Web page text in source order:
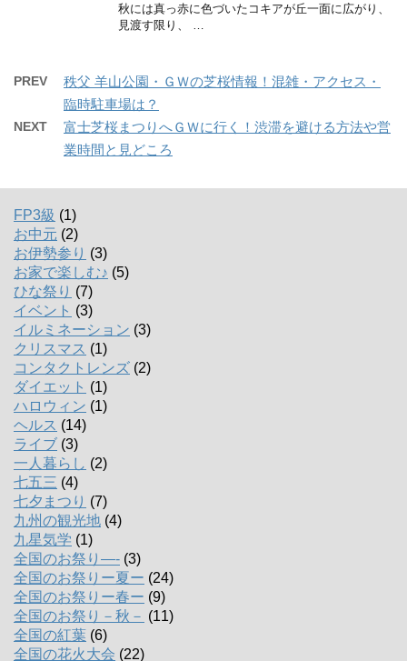
秋には真っ赤に色づいたコキアが丘一面に広がり、
見渡す限り、 …
PREV
秩父 羊山公園・ＧＷの芝桜情報！混雑・アクセス・
臨時駐車場は？
NEXT
富士芝桜まつりへＧＷに行く！渋滞を避ける方法や営
業時間と見どころ
FP3級 (1)
お中元 (2)
お伊勢参り (3)
お家で楽しむ♪ (5)
ひな祭り (7)
イベント (3)
イルミネーション (3)
クリスマス (1)
コンタクトレンズ (2)
ダイエット (1)
ハロウィン (1)
ヘルス (14)
ライブ (3)
一人暮らし (2)
七五三 (4)
七夕まつり (7)
九州の観光地 (4)
九星気学 (1)
全国のお祭り―- (3)
全国のお祭りー夏ー (24)
全国のお祭りー春ー (9)
全国のお祭り－秋－ (11)
全国の紅葉 (6)
全国の花火大会 (22)